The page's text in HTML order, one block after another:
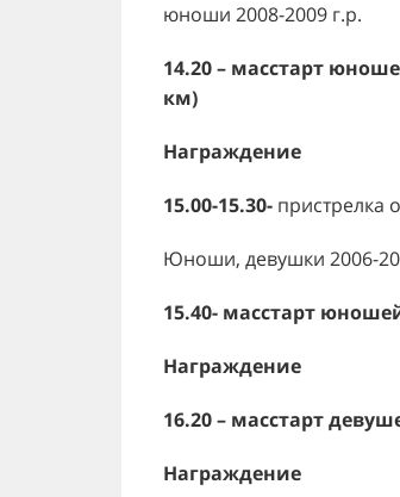
юноши 2008-2009 г.р.
14.20 – масстарт
км)
Награждение
15.00-15.30- пристрелка
Юноши, девушки 2006-
15.40- масстарт
Награждение
16.20 – масстарт
Награждение